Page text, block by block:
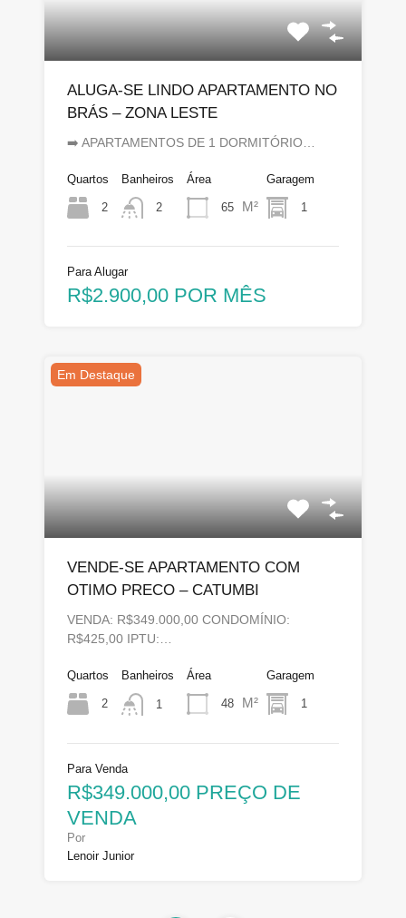
ALUGA-SE LINDO APARTAMENTO NO
BRÁS – ZONA LESTE
➡️ APARTAMENTOS DE 1 DORMITÓRIO…
Quartos
2
Banheiros
2
Área
65 M²
Garagem
1
Para Alugar
R$2.900,00 POR MÊS
Em Destaque
VENDE-SE APARTAMENTO COM
OTIMO PRECO – CATUMBI
VENDA: R$349.000,00 CONDOMÍNIO:
R$425,00 IPTU:…
Quartos
2
Banheiros
1
Área
48 M²
Garagem
1
Para Venda
R$349.000,00 PREÇO DE
VENDA
Por
Lenoir Junior